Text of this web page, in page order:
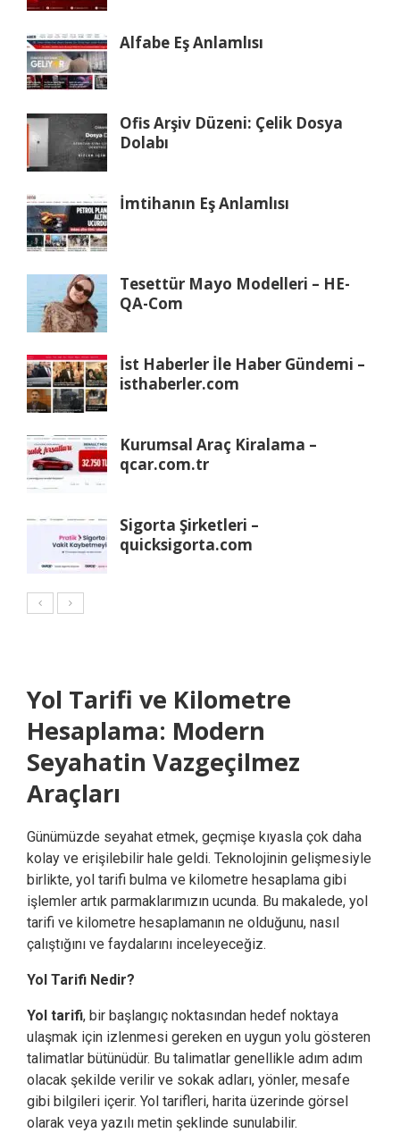
Alfabe Eş Anlamlısı
Ofis Arşiv Düzeni: Çelik Dosya
Dolabı
İmtihanın Eş Anlamlısı
Tesettür Mayo Modelleri – HE-
QA-Com
İst Haberler İle Haber Gündemi –
isthaberler.com
Kurumsal Araç Kiralama –
qcar.com.tr
Sigorta Şirketleri –
quicksigorta.com
Yol Tarifi ve Kilometre
Hesaplama: Modern
Seyahatin Vazgeçilmez
Araçları
Günümüzde seyahat etmek, geçmişe kıyasla çok daha
kolay ve erişilebilir hale geldi. Teknolojinin gelişmesiyle
birlikte, yol tarifi bulma ve kilometre hesaplama gibi
işlemler artık parmaklarımızın ucunda. Bu makalede, yol
tarifi ve kilometre hesaplamanın ne olduğunu, nasıl
çalıştığını ve faydalarını inceleyeceğiz.
Yol Tarifi Nedir?
Yol tarifi, bir başlangıç noktasından hedef noktaya
ulaşmak için izlenmesi gereken en uygun yolu gösteren
talimatlar bütünüdür. Bu talimatlar genellikle adım adım
olacak şekilde verilir ve sokak adları, yönler, mesafe
gibi bilgileri içerir. Yol tarifleri, harita üzerinde görsel
olarak veya yazılı metin şeklinde sunulabilir.